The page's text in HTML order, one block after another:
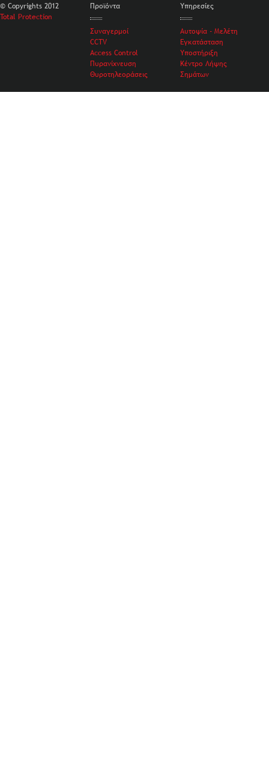
© Copyrights 2012
Total Protection
Προϊόντα
Συναγερμοί
CCTV
Access Control
Πυρανίχνευση
Θυροτηλεοράσεις
Υπηρεσίες
Αυτοψία - Μελέτη
Εγκατάσταση
Υποστήριξη
Κέντρο Λήψης
Σημάτων